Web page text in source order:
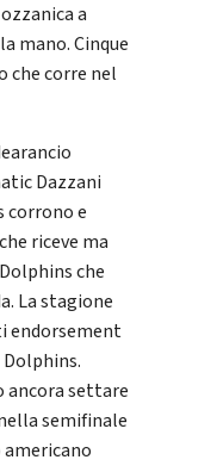
a
mano. Cinque
che corre nel
Dazzani
corrono e
riceve ma
che
La stagione
endorsement
ancora settare
semifinale